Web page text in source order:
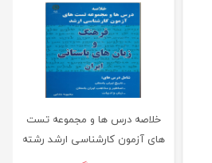
خلاصه درس ها و مجموعه تست
های آزمون کارشناسی ارشد رشته
ی فرهنگ و زبان های باستانی